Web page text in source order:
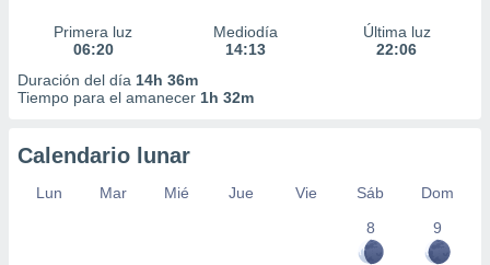
Primera luz
06:20
Mediodía
14:13
Última luz
22:06
Duración del día 14h 36m
Tiempo para el amanecer 1h 32m
Calendario lunar
Lun Mar Mié Jue Vie Sáb
Dom
8
9